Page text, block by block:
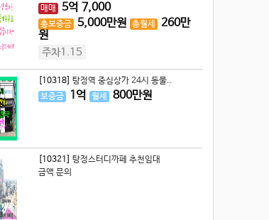
매매
5억 7,000
총보증금 5,000만원 총월세 260만
원
주차1.15
[10318] 탕정역 중심상가 24시 동물..
보증금
1억 월세 800만원
[10321]
탕정스터디까페 추천임대
금액 문의